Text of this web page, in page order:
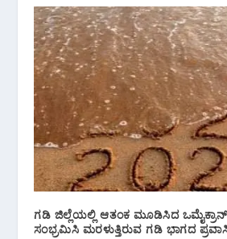
ಗಡಿ ಜಿಲ್ಲೆಯಲ್ಲಿ ಆತಂಕ ಮೂಡಿಸಿದ
ಸಂಭ್ರಮಿಸಿ ಮರಳುತ್ತಿರುವ ಗಡಿ ಭಾಗದ